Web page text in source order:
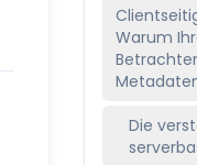
Warum
Die